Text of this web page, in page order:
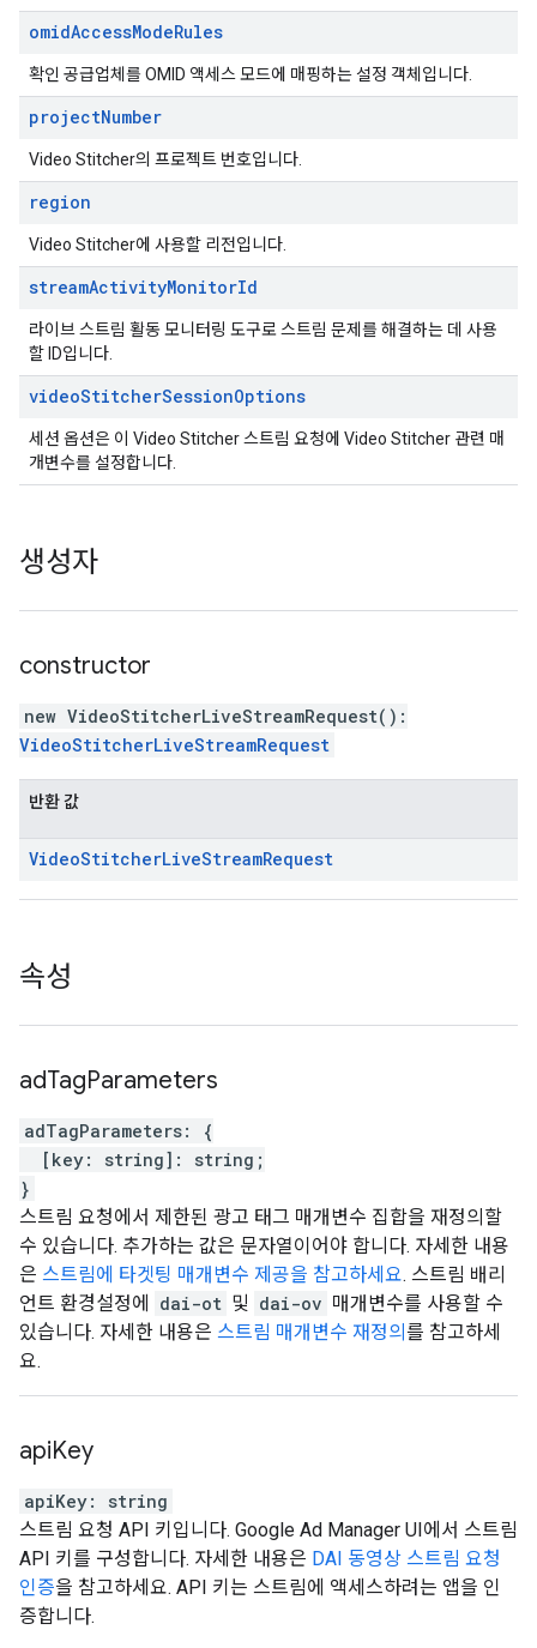
omidAccessModeRules
확인 공급업체를 OMID 액세스 모드에 매핑하는 설정 객체입니다.
projectNumber
Video Stitcher의 프로젝트 번호입니다.
region
Video Stitcher에 사용할 리전입니다.
streamActivityMonitorId
라이브 스트림 활동 모니터링 도구로 스트림 문제를 해결하는 데 사용
할 ID입니다.
videoStitcherSessionOptions
세션 옵션은 이 Video Stitcher 스트림 요청에 Video Stitcher 관련 매
개변수를 설정합니다.
생성자
constructor
new VideoStitcherLiveStreamRequest( ) :
VideoStitcherLiveStreamRequest
반환 값
VideoStitcherLiveStreamRequest
속성
adTagParameters
adTagParameters:
{
[ key: string] : string ;
}
스트림 요청에서 제한된 광고 태그 매개변수 집합을 재정의할
수 있습니다. 추가하는 값은 문자열이어야 합니다. 자세한 내용
은 스트림에 타겟팅 매개변수 제공을 참고하세요. 스트림 배리
언트 환경설정에
dai-ot 및 dai-ov 매개변수를 사용할 수
있습니다. 자세한 내용은 스트림 매개변수 재정의 를 참고하세
요.
apiKey
apiKey:
string
스트림 요청 API 키입니다. Google Ad Manager UI에서 스트림
API 키를 구성합니다. 자세한 내용은 DAI 동영상 스트림 요청
인증을 참고하세요. API 키는 스트림에 액세스하려는 앱을 인
증합니다.